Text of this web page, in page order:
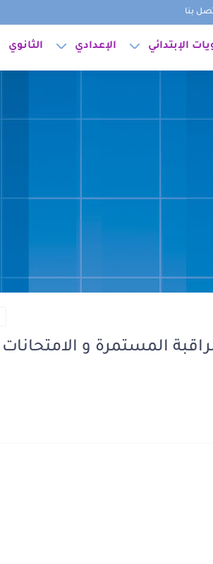
بنا
الإبتدائي الإعدادي الثانوي
المستمرة و الامتحانات